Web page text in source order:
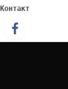
Контакт